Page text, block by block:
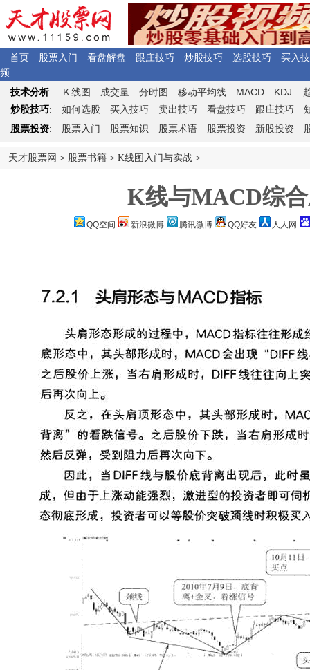
首页 股票入门 看盘解盘 跟庄技巧 炒股技巧 选股技巧
买入
频
技术分析: Ｋ 线图 成交量 分时图 移动平均线 MACD KDJ
炒股技巧: 如何选股 买入技巧 卖出技巧 看盘技巧 跟庄技巧
股票投资: 股票入门 股票知识 股票术语 股票投资 新股投资
天才股票网 > 股票书籍 > K线图入门与实战 >
K线与MACD综
QQ空间 新浪微博 腾讯微博 QQ好友 人人网